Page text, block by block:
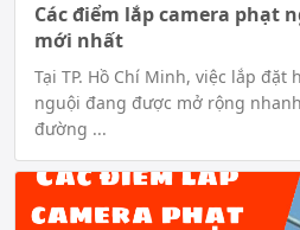
Các điểm lắp camera phạt
mới nhất
Tại TP. Hồ Chí Minh, việc lắp
nguội đang được mở rộng
đường ...